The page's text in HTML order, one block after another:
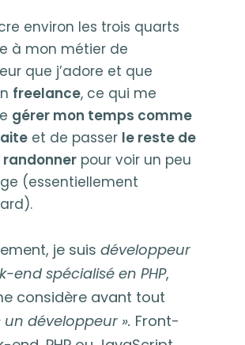
environ les trois quarts
à mon métier de
que j’adore et que
freelance, ce qui me
gérer mon temps comme
et de passer le reste de
randonnerpour voir un peu
(essentiellement
je suis développeur
end spécialisé en PHP,
considère avant tout
un développeur ». Front-